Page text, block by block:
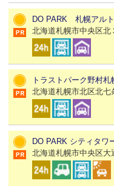
DO PARK 札幌アル
北海道札幌市中央区北
トラストパーク野村札
北海道札幌市北区北七
DO PARK シティタワ
北海道札幌市中央区大